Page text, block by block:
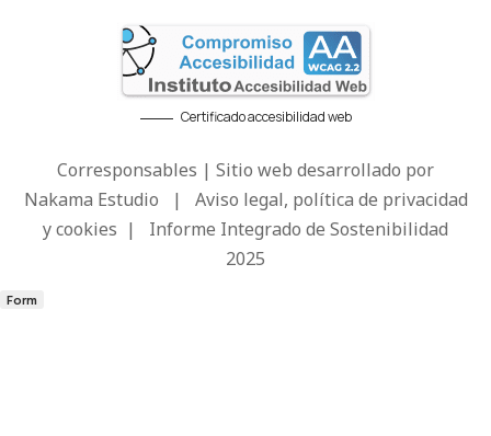
Certificado accesibilidad web
Corresponsables | Sitio web desarrollado por
Nakama Estudio | Aviso legal, política de privacidad
y cookies | Informe Integrado de Sostenibilidad
2025
Form